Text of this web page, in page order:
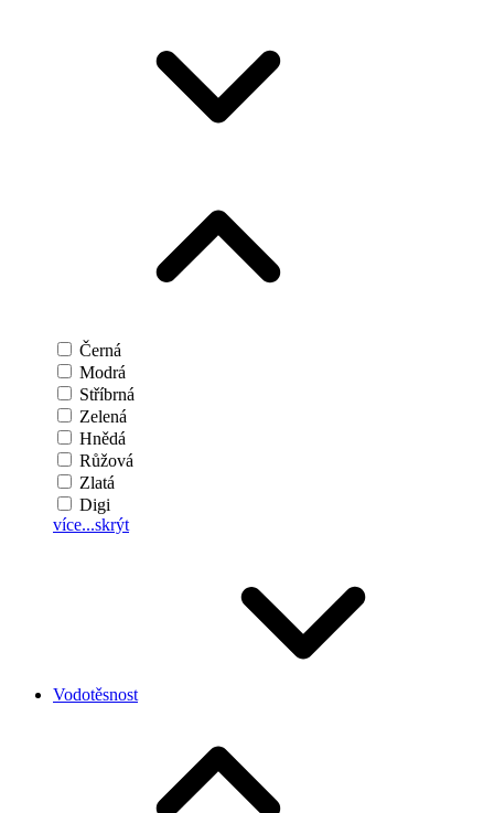
Černá
Modrá
Stříbrná
Zelená
Hnědá
Růžová
Zlatá
Digi
více...skrýt
Vodotěsnost